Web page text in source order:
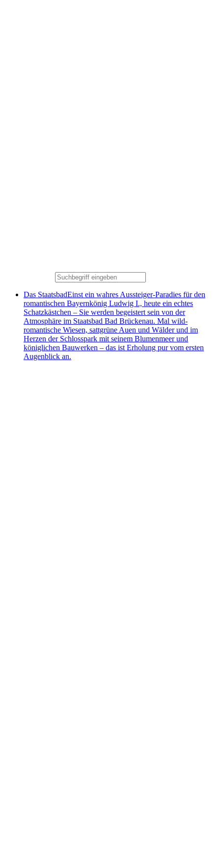
Das StaatsbadEinst ein wahres Aussteiger-Paradies für den
romantischen Bayernkönig Ludwig I., heute ein echtes
Schatzkästchen – Sie werden begeistert sein von der
Atmosphäre im Staatsbad Bad Brückenau. Mal wild-
romantische Wiesen, sattgrüne Auen und Wälder und im
Herzen der Schlosspark mit seinem Blumenmeer und
königlichen Bauwerken – das ist Erholung pur vom ersten
Augenblick an.